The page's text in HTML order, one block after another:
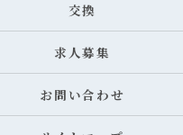
交換
求人募集
お問い合わせ